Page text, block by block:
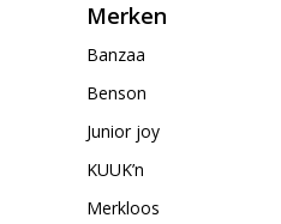
Merken
Banzaa
Benson
Junior joy
KUUK’n
Merkloos